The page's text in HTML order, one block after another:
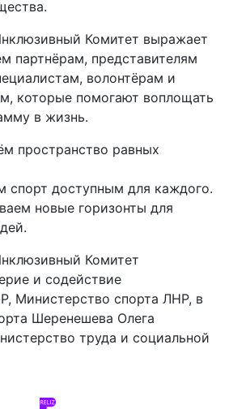
Комитет выражает
партнёрам, представителям
волонтёрам и
которые помогают воплощать
в жизнь.
пространство равных
спорт доступным для каждого.
новые горизонты для
Комитет
и содействие
Министерство спорта ЛНР, в
Шеренешева Олега
труда и социальной